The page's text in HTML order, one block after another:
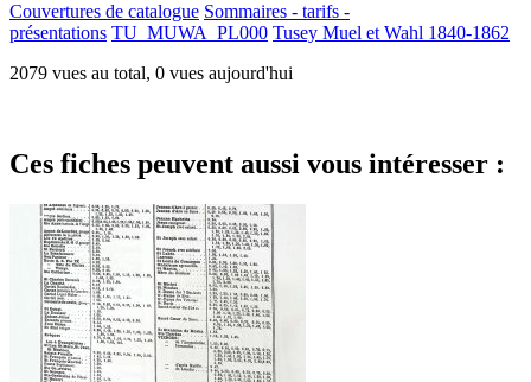
Couvertures de catalogue Sommaires - tarifs -
présentations TU_MUWA_PL000 Tusey Muel et Wahl 1840-1862
2079 vues au total, 0 vues aujourd'hui
Ces fiches peuvent aussi vous intéresser :